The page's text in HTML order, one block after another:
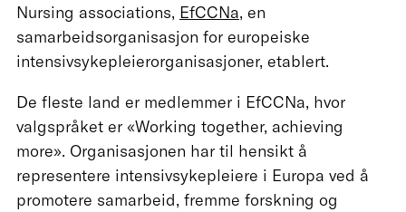
Nursing associations, EfCCNa, en
samarbeidsorganisasjon for europeiske
intensivsykepleierorganisasjoner, etablert.
De fleste land er medlemmer i EfCCNa, hvor
valgspråket er «Working together, achieving
more». Organisasjonen har til hensikt å
representere intensivsykepleiere i Europa ved å
promotere samarbeid, fremme forskning og